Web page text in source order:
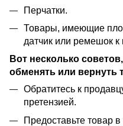
Перчатки.
Товары, имеющие
датчик или ремешок к
Вот несколько
обменять или вернуть
Обратитесь к
претензией.
Предоставьте товар